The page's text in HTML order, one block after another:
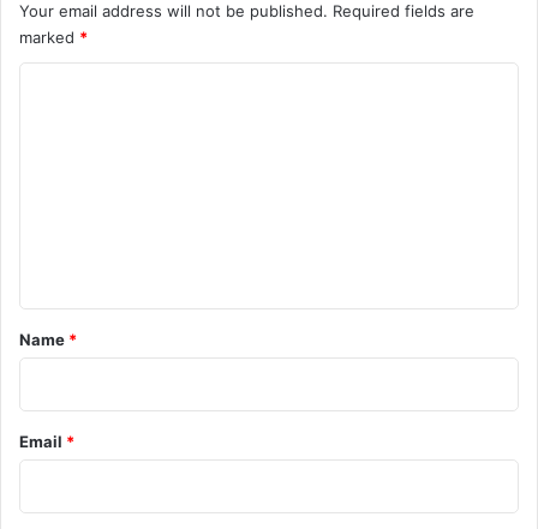
Fruit Inspection FSSAI Health News
Your email address will not be published. Required fields are
marked *
*
Name *
Email *